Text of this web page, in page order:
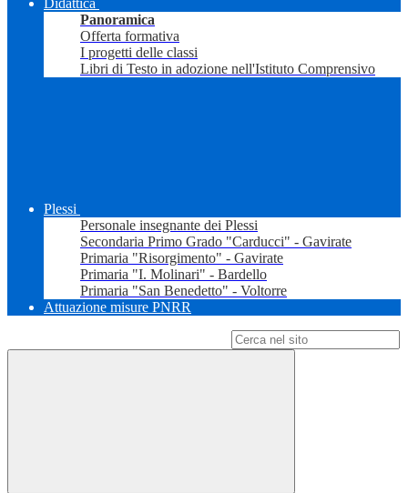
Didattica
Panoramica
Offerta formativa
I progetti delle classi
Libri di Testo in adozione nell'Istituto Comprensivo
Plessi
Personale insegnante dei Plessi
Secondaria Primo Grado "Carducci" - Gavirate
Primaria "Risorgimento" - Gavirate
Primaria "I. Molinari" - Bardello
Primaria "San Benedetto" - Voltorre
Attuazione misure PNRR